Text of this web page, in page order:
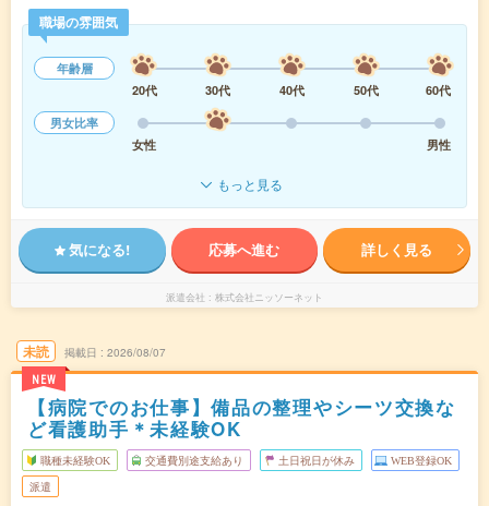
職場の雰囲気
年齢層
20代
30代 40代 50代
60代
男女比率
女性
男性
もっと見る
気になる! 応募へ進む 詳しく見る
派遣会社 株式会社ニッソーネット
未読
NEW
掲載日 2026/08/07
【病院でのお仕事】備品の整理やシーツ交換な
ど看護助手＊未経験OK
職種未経験OK 交通費別途支給あり 土日祝日が休み WEB登録OK
派遣